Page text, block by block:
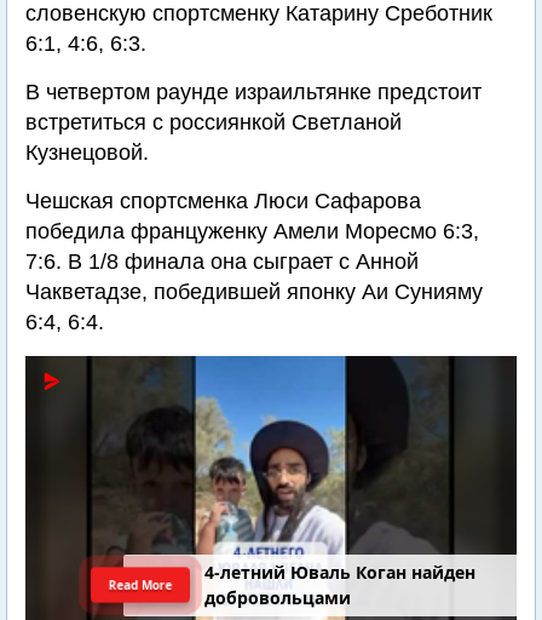
словенскую спортсменку Катарину Среботник
6:1, 4:6, 6:3.
В четвертом раунде израильтянке предстоит
встретиться с россиянкой Светланой
Кузнецовой.
Чешская спортсменка Люси Сафарова
победила француженку Амели Моресмо 6:3,
7:6. В 1/8 финала она сыграет с Анной
Чакветадзе, победившей японку Аи Сунияму
6:4, 6:4.
4-летний Юваль Коган найден
добровольцами
Read More